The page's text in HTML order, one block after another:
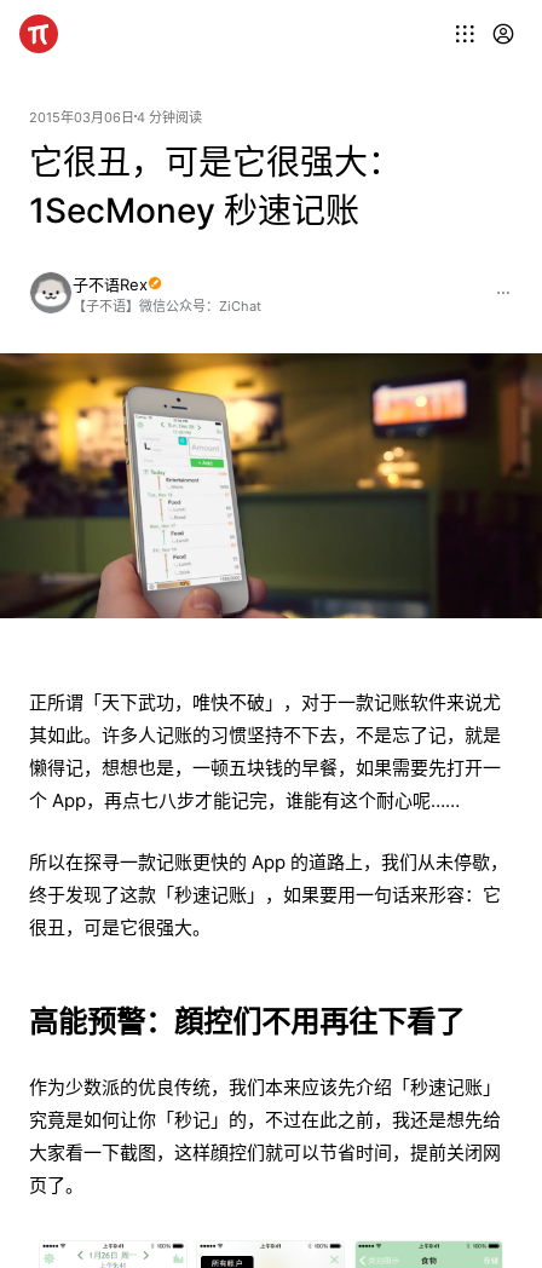
2015年03月06日 4 分钟阅读
它很丑，可是它很强大：
1SecMoney 秒速记账
子不语Rex
【子不语】微信公众号：ZiChat
正所谓「天下武功，唯快不破」，对于一款记账软件来说尤
其如此。许多人记账的习惯坚持不下去，不是忘了记，就是
懒得记，想想也是，一顿五块钱的早餐，如果需要先打开一
个 App，再点七八步才能记完，谁能有这个耐心呢……
所以在探寻一款记账更快的 App 的道路上，我们从未停歇，
终于发现了这款「秒速记账」，如果要用一句话来形容：它
很丑，可是它很强大。
高能预警：顔控们不用再往下看了
作为少数派的优良传统，我们本来应该先介绍「秒速记账」
究竟是如何让你「秒记」的，不过在此之前，我还是想先给
大家看一下截图，这样顔控们就可以节省时间，提前关闭网
页了。